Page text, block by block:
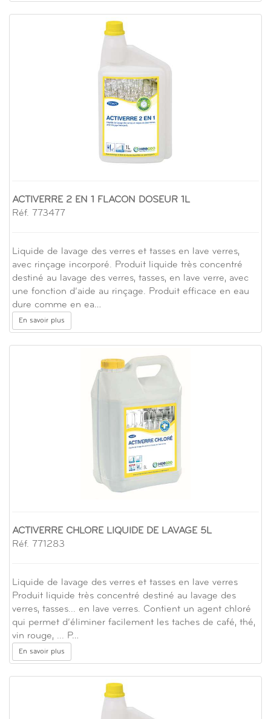
ACTIVERRE 2 EN 1 FLACON DOSEUR 1L
Réf. 773477
Liquide de lavage des verres et tasses en lave verres,
avec rinçage incorporé. Produit liquide très concentré
destiné au lavage des verres, tasses, en lave verre, avec
une fonction d’aide au rinçage. Produit efficace en eau
dure comme en ea…
En savoir plus
ACTIVERRE CHLORE LIQUIDE DE LAVAGE 5L
Réf. 771283
Liquide de lavage des verres et tasses en lave verres
Produit liquide très concentré destiné au lavage des
verres, tasses... en lave verres. Contient un agent chloré
qui permet d’éliminer facilement les taches de café, thé,
vin rouge, ... P…
En savoir plus